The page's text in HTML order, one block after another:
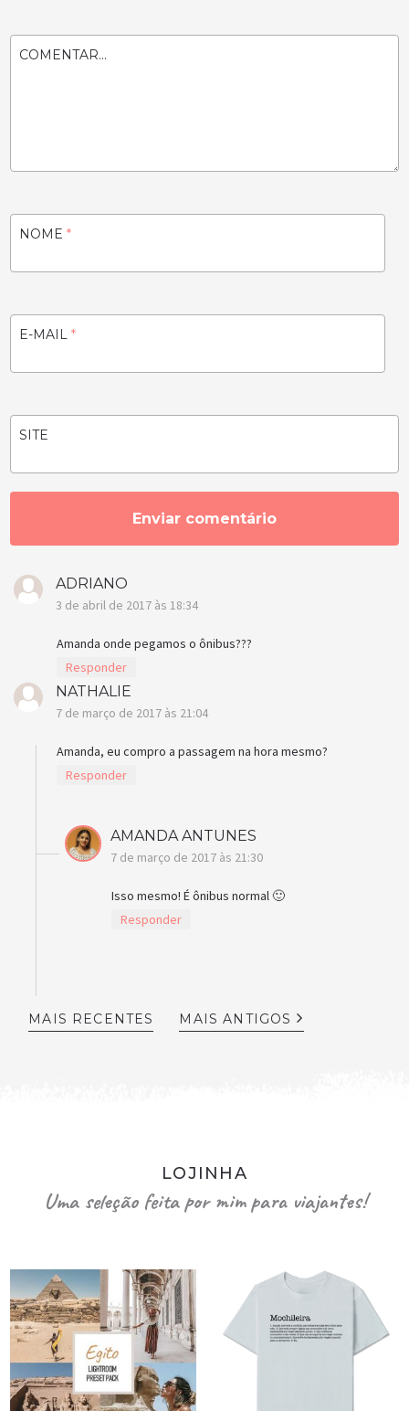
COMENTAR...
NOME*
E-MAIL*
SITE
ADRIANO
3 de abril de 2017 às 18:34
Amanda onde pegamos o ônibus???
Responder
NATHALIE
7 de março de 2017 às 21:04
Amanda, eu compro a passagem na hora mesmo?
Responder
AMANDA ANTUNES
7 de março de 2017 às 21:30
Isso mesmo! É ônibus normal 🙂
Responder
MAIS RECENTES MAIS ANTIGOS
LOJINHA
Uma seleção feita por mim para viajantes!